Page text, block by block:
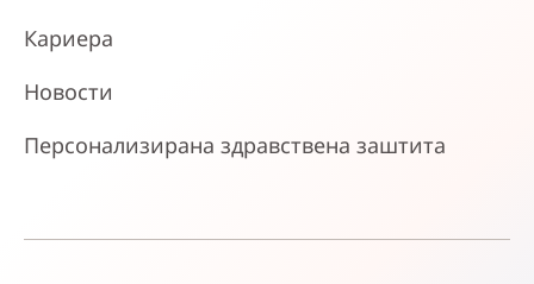
Кариера
Новости
Персонализирана здравствена заштита